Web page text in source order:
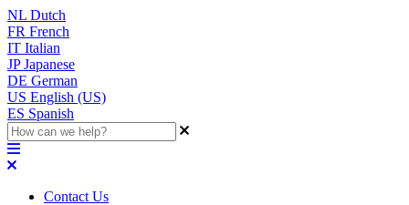
NL Dutch
FR French
IT Italian
JP Japanese
DE German
US English (US)
ES Spanish
Contact Us